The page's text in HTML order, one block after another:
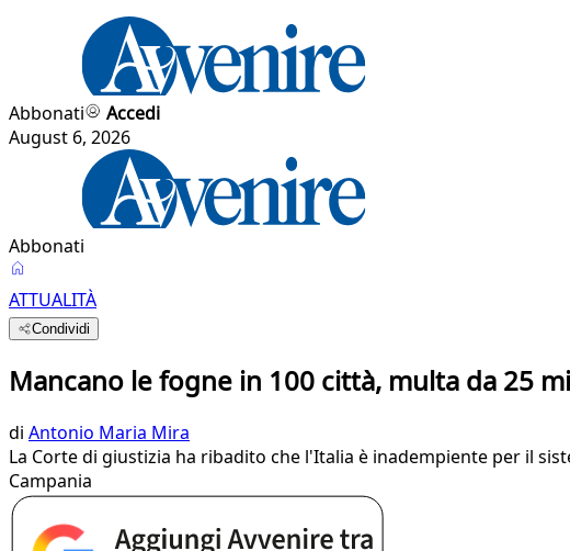
Abbonati
Accedi
August 6, 2026
Abbonati
ATTUALITÀ
Condividi
Mancano le fogne in 100 città, multa da 25
di Antonio Maria Mira
La Corte di giustizia ha ribadito che l'Italia è inadempiente per il
Campania